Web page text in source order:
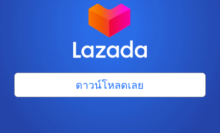
ดาวน์โหลดเลย